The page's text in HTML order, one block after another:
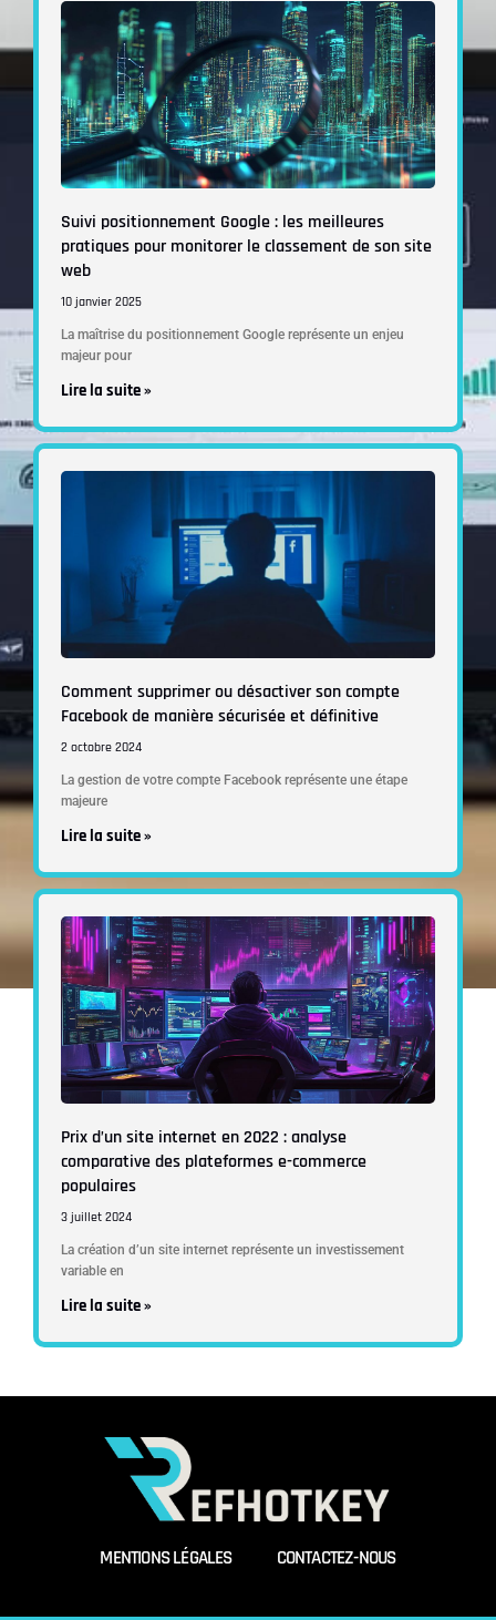
Suivi positionnement Google : les meilleures
pratiques pour monitorer le classement de son site
web
10 janvier 2025
La maîtrise du positionnement Google représente un enjeu
majeur pour
Lire la suite »
Comment supprimer ou désactiver son compte
Facebook de manière sécurisée et définitive
2 octobre 2024
La gestion de votre compte Facebook représente une étape
majeure
Lire la suite »
Prix d’un site internet en 2022 : analyse
comparative des plateformes e-commerce
populaires
3 juillet 2024
La création d’un site internet représente un investissement
variable en
Lire la suite »
MENTIONS LÉGALES CONTACTEZ-NOUS